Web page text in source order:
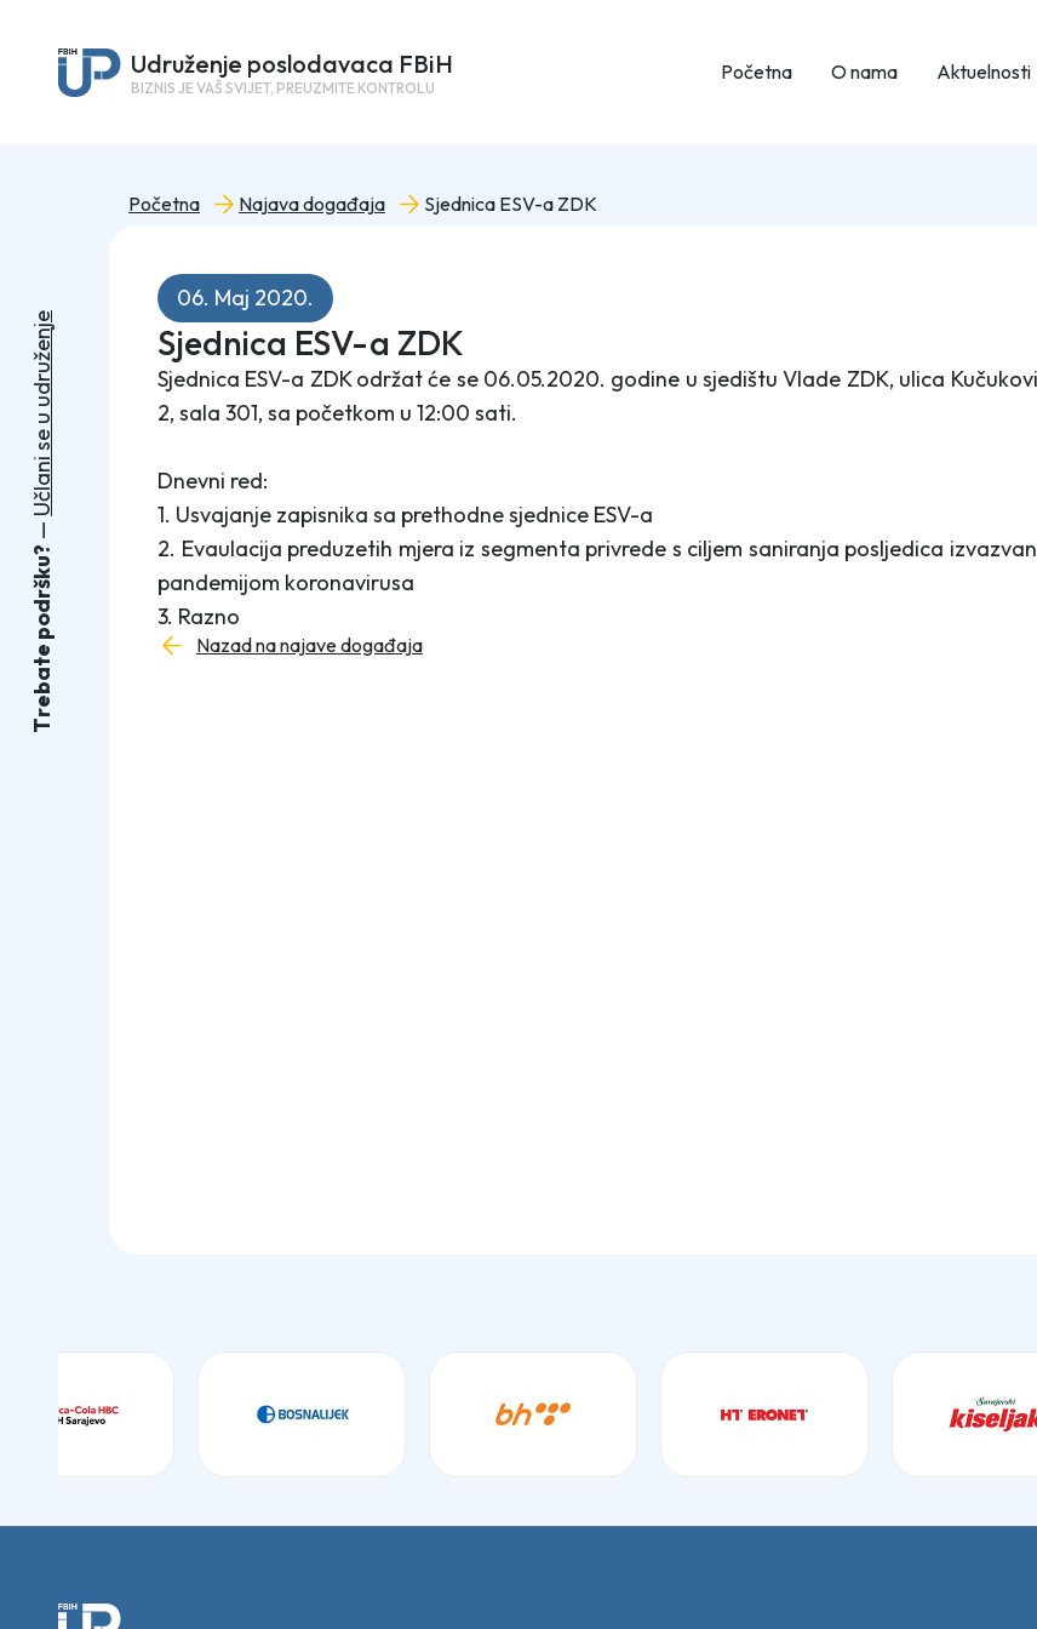
Udruženje poslodavaca FBiH
BIZNIS JE VAŠ SVIJET, PREUZMITE KONTROLU
Početna O nama Aktuelnosti
Početna Najava događaja Sjednica ESV-a ZDK
06. Maj 2020.
Sjednica ESV-a ZDK
Sjednica ESV-a ZDK održat će se 06.05.2020. godine u sjedištu Vlade ZDK, ulica
2, sala 301, sa početkom u 12:00 sati.
Dnevni red:
1. Usvajanje zapisnika sa prethodne sjednice ESV-a
2. Evaulacija preduzetih mjera iz segmenta privrede s ciljem saniranja posljedica
pandemijom koronavirusa
3. Razno
Nazad na najave događaja
T
r
e
b
a
t
e
p
o
d
r
š
k
u
?
U
č
l
a
n
i
s
e
u
u
d
r
u
ž
e
n
j
e